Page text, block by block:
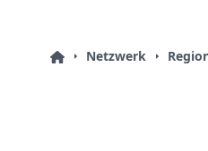
Netzwerk